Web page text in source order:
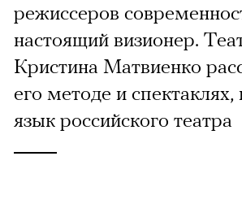
режиссеров
настоящий визионер.
Кристина Матвиенко
его методе и
язык российского театра